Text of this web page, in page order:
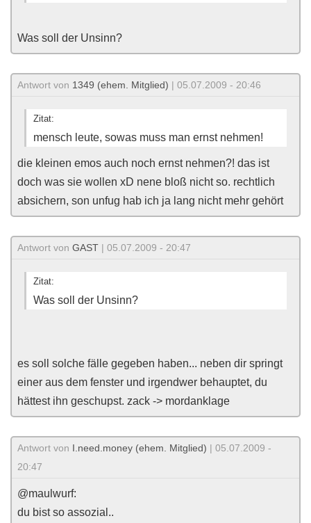
Was soll der Unsinn?
Antwort von 1349 (ehem. Mitglied) | 05.07.2009 - 20:46
Zitat:
mensch leute, sowas muss man ernst nehmen!
die kleinen emos auch noch ernst nehmen?! das ist
doch was sie wollen xD nene bloß nicht so. rechtlich
absichern, son unfug hab ich ja lang nicht mehr gehört
Antwort von GAST | 05.07.2009 - 20:47
Zitat:
Was soll der Unsinn?
es soll solche fälle gegeben haben... neben dir springt
einer aus dem fenster und irgendwer behauptet, du
hättest ihn geschupst. zack -> mordanklage
Antwort von I.need.money (ehem. Mitglied) | 05.07.2009 -
20:47
@maulwurf:
du bist so assozial..